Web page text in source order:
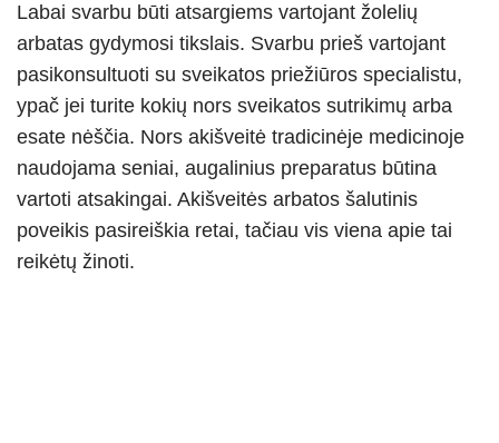
Labai svarbu būti atsargiems vartojant žolelių
arbatas gydymosi tikslais. Svarbu prieš vartojant
pasikonsultuoti su sveikatos priežiūros specialistu,
ypač jei turite kokių nors sveikatos sutrikimų arba
esate nėščia. Nors akišveitė tradicinėje medicinoje
naudojama seniai, augalinius preparatus būtina
vartoti atsakingai. Akišveitės arbatos šalutinis
poveikis pasireiškia retai, tačiau vis viena apie tai
reikėtų žinoti.